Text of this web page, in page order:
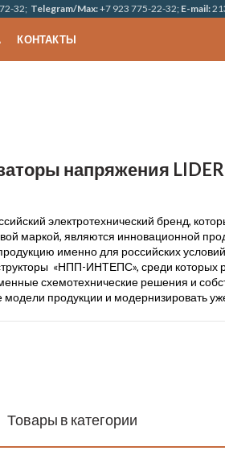
32; Telegram/Max:+7 923 775-22-32; E-mail:
КОНТАКТЫ
напряжения LIDER
электротехнический бренд,
маркой, являются инновационной
именно для российских
«НПП-ИНТЕПС», среди которых
схемотехнические решения и
модели продукции и модернизировать
Товары в категории